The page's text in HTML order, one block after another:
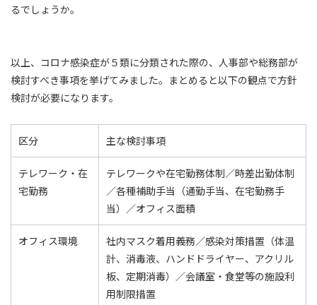
るでしょうか。
以上、コロナ感染症が５類に分類された際の、人事部や総務部が
検討すべき事項を挙げてみました。まとめると以下の観点で方針
検討が必要になります。
区分 主な検討事項
テレワーク・在
宅勤務
テレワークや在宅勤務体制／時差出勤体制
／各種補助手当（通勤手当、在宅勤務手
当）／オフィス面積
オフィス環境
社内マスク着用義務／感染対策措置（体温
計、消毒液、ハンドドライヤー、アクリル
板、定期消毒）／会議室・食堂等の施設利
用制限措置